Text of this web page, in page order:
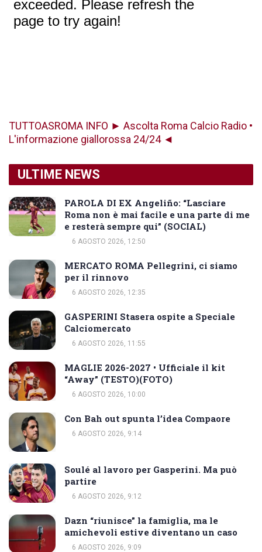
TUTTOASROMA INFO ► Ascolta Roma Calcio Radio •
L'informazione giallorossa 24/24 ◄
ULTIME NEWS
PAROLA DI EX Angeliño: “Lasciare
Roma non è mai facile e una parte di me
e resterà sempre qui” (SOCIAL)
6 AGOSTO 2026, 12:50
MERCATO ROMA Pellegrini, ci siamo
per il rinnovo
6 AGOSTO 2026, 12:35
GASPERINI Stasera ospite a Speciale
Calciomercato
6 AGOSTO 2026, 11:55
MAGLIE 2026-2027 • Ufficiale il kit
“Away” (TESTO)(FOTO)
6 AGOSTO 2026, 10:00
Con Bah out spunta l’idea Compaore
6 AGOSTO 2026, 9:14
Soulé al lavoro per Gasperini. Ma può
partire
6 AGOSTO 2026, 9:12
Dazn “riunisce” la famiglia, ma le
amichevoli estive diventano un caso
6 AGOSTO 2026, 9:09